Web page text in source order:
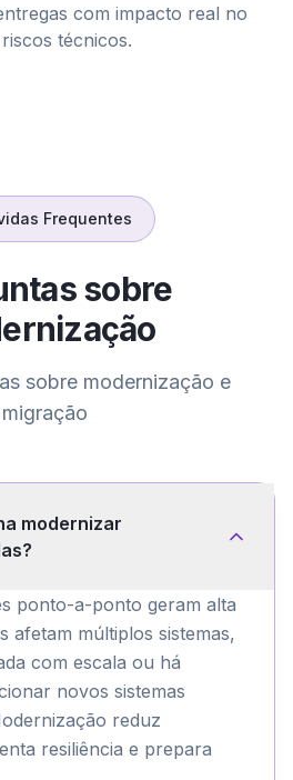
com impacto real no
técnicos.
Frequentes
sobre
sobre modernização e
migração
modernizar
ponto-a-ponto geram alta
afetam múltiplos sistemas,
com escala ou há
novos sistemas
reduz
resiliência e prepara